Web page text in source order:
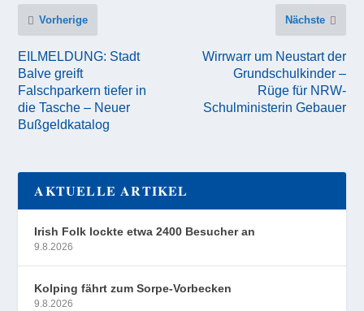
Vorherige
EILMELDUNG: Stadt
Balve greift
Falschparkern tiefer in
die Tasche – Neuer
Bußgeldkatalog
Nächste
Wirrwarr um Neustart der
Grundschulkinder –
Rüge für NRW-
Schulministerin Gebauer
AKTUELLE ARTIKEL
Irish Folk lockte etwa 2400 Besucher an
9.8.2026
Kolping fährt zum Sorpe-Vorbecken
9.8.2026